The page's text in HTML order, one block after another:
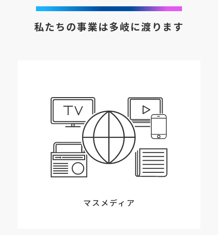
私たちの事業は多岐に渡ります
マスメディア